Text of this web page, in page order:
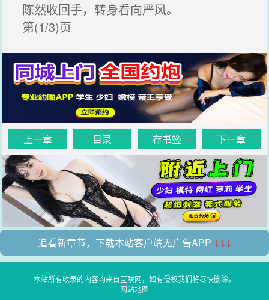
陈然收回手，转身看向严风。
第(1/3)页
上一章 目录 存书签 下一章
追看新章节，下载本站客户端无广告APP ↓↓↓
本站所有收录的内容均来自互联网，如有侵权我们将尽快删除。
网站地图